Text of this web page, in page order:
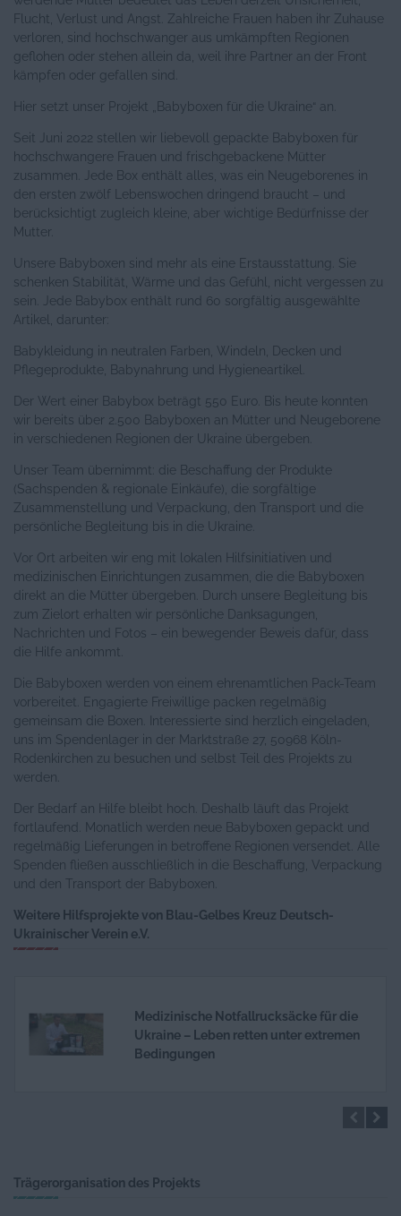
Flucht, Verlust und Angst. Zahlreiche Frauen haben ihr Zuhause
verloren, sind hochschwanger aus umkämpften Regionen
geflohen oder stehen allein da, weil ihre Partner an der Front
kämpfen oder gefallen sind.
Hier setzt unser Projekt „Babyboxen für die Ukraine“ an.
Seit Juni 2022 stellen wir liebevoll gepackte Babyboxen für
hochschwangere Frauen und frischgebackene Mütter
zusammen. Jede Box enthält alles, was ein Neugeborenes in
den ersten zwölf Lebenswochen dringend braucht – und
berücksichtigt zugleich kleine, aber wichtige Bedürfnisse der
Mutter.
Unsere Babyboxen sind mehr als eine Erstausstattung. Sie
schenken Stabilität, Wärme und das Gefühl, nicht vergessen zu
sein. Jede Babybox enthält rund 60 sorgfältig ausgewählte
Artikel, darunter:
Babykleidung in neutralen Farben, Windeln, Decken und
Pflegeprodukte, Babynahrung und Hygieneartikel.
Der Wert einer Babybox beträgt 550 Euro. Bis heute konnten
wir bereits über 2.500 Babyboxen an Mütter und Neugeborene
in verschiedenen Regionen der Ukraine übergeben.
Unser Team übernimmt: die Beschaffung der Produkte
(Sachspenden & regionale Einkäufe), die sorgfältige
Zusammenstellung und Verpackung, den Transport und die
persönliche Begleitung bis in die Ukraine.
Vor Ort arbeiten wir eng mit lokalen Hilfsinitiativen und
medizinischen Einrichtungen zusammen, die die Babyboxen
direkt an die Mütter übergeben. Durch unsere Begleitung bis
zum Zielort erhalten wir persönliche Danksagungen,
Nachrichten und Fotos – ein bewegender Beweis dafür, dass
die Hilfe ankommt.
Die Babyboxen werden von einem ehrenamtlichen Pack-Team
vorbereitet. Engagierte Freiwillige packen regelmäßig
gemeinsam die Boxen. Interessierte sind herzlich eingeladen,
uns im Spendenlager in der Marktstraße 27, 50968 Köln-
Rodenkirchen zu besuchen und selbst Teil des Projekts zu
werden.
Der Bedarf an Hilfe bleibt hoch. Deshalb läuft das Projekt
fortlaufend. Monatlich werden neue Babyboxen gepackt und
regelmäßig Lieferungen in betroffene Regionen versendet. Alle
Spenden fließen ausschließlich in die Beschaffung, Verpackung
und den Transport der Babyboxen.
Weitere Hilfsprojekte von Blau-Gelbes Kreuz Deutsch-
Ukrainischer Verein e.V.
Medizinische Notfallrucksäcke für die
Ukraine – Leben retten unter extremen
Bedingungen
Notstrom, der Leben rettet
Trägerorganisation des Projekts